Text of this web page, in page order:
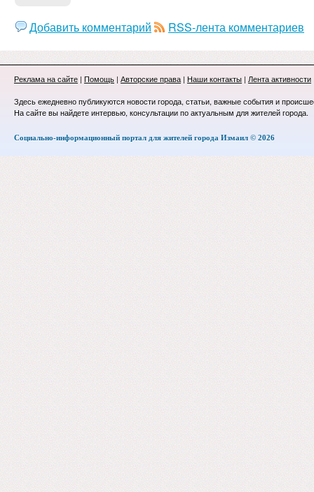
Добавить комментарий RSS-лента комментариев
Реклама на сайте | Помощь | Авторские права | Наши контакты | Лента активности
Здесь ежедневно публикуются новости города, статьи, важные события и
На сайте вы найдете интервью, консультации по актуальным для жителей города.
Социально-информационный портал для жителей города Измаил © 2026